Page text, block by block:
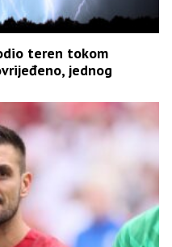
teren tokom
jednog